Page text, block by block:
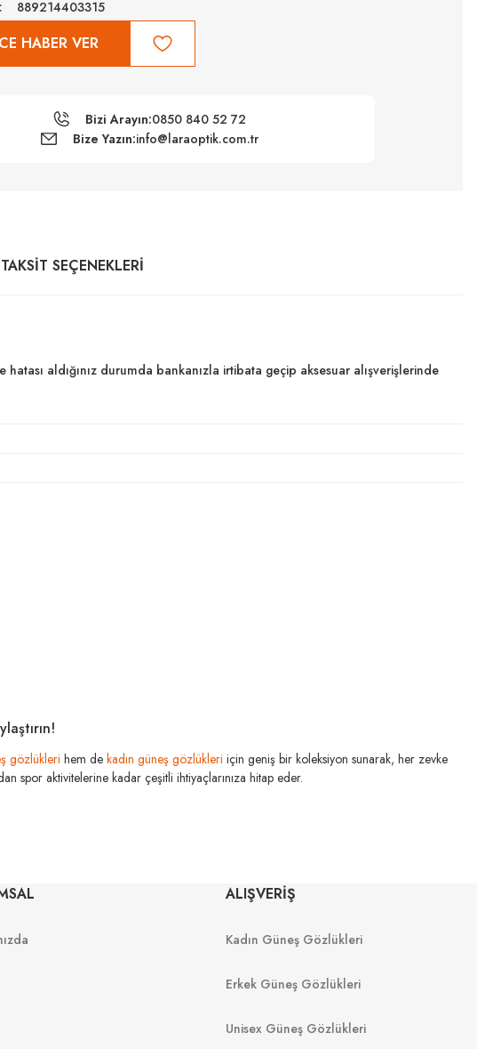
889214403315
HABER VER
Bizi Arayın:0850 840 52 72
Bize Yazın:info@laraoptik.com.tr
TAKSIT SEÇENEKLERI
aldığınız durumda bankanızla irtibata geçip aksesuar alışverişlerinde
MU 04ZS 1AB5S0 50 MU 54YS 5AK30B 80
gözlükleri hem de kadın güneş gözlükleri için geniş bir koleksiyon sunarak, her zevke
spor aktivitelerine kadar çeşitli ihtiyaçlarınıza hitap eder.
ALIŞVERİŞ
Kadın Güneş Gözlükleri
Erkek Güneş Gözlükleri
Unisex Güneş Gözlükleri